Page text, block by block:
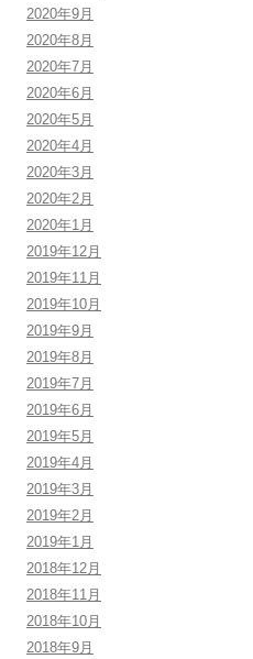
2020年9月
2020年8月
2020年7月
2020年6月
2020年5月
2020年4月
2020年3月
2020年2月
2020年1月
2019年12月
2019年11月
2019年10月
2019年9月
2019年8月
2019年7月
2019年6月
2019年5月
2019年4月
2019年3月
2019年2月
2019年1月
2018年12月
2018年11月
2018年10月
2018年9月